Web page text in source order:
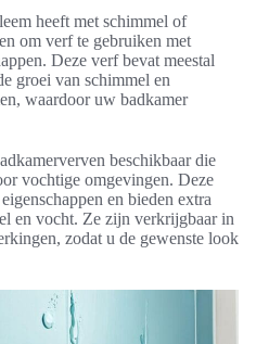
heeft met schimmel of
om verf te gebruiken met
Deze verf bevat meestal
groei van schimmel en
waardoor uw badkamer
beschikbaar die
vochtige omgevingen. Deze
en bieden extra
en vocht. Ze zijn verkrijgbaar in
zodat u de gewenste look